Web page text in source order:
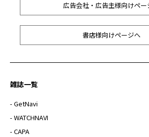
広告会社・広告主様向けペー
書店様向けページへ
雑誌一覧
- GetNavi
- WATCHNAVI
- CAPA